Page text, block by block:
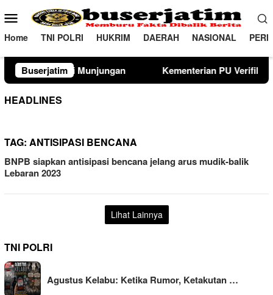
ke
konten
Menu
Mobile
Home TNI POLRI HUKRIM DAERAH NASIONAL
BuserjatimKementerian PU Verifikasi Lahan Sekolah
HEADLINES
TAG: ANTISIPASI BENCANA
BNPB siapkan antisipasi bencana jelang arus mudik-balik
Lebaran 2023
Lihat Lainnya
TNI POLRI
Agustus Kelabu: Ketika Rumor, Ketakutan …